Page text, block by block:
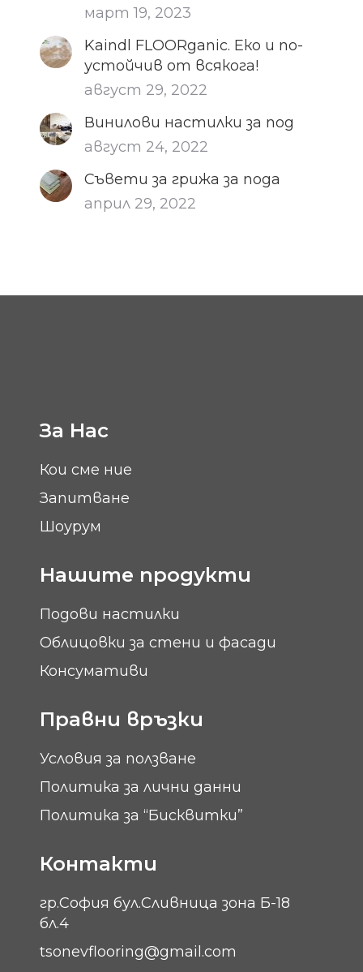
март 19, 2023
Kaindl FLOORganic. Еко и по-
устойчив от всякога!
август 29, 2022
Винилови настилки за под
август 24, 2022
Съвети за грижа за пода
април 29, 2022
За Нас
Кои сме ние
Запитване
Шоурум
Нашите продукти
Подови настилки
Облицовки за стени и фасади
Консумативи
Правни връзки
Условия за ползване
Политика за лични данни
Политика за “Бисквитки”
Контакти
гр.София бул.Сливница зона Б-18
бл.4
tsonevflooring@gmail.com